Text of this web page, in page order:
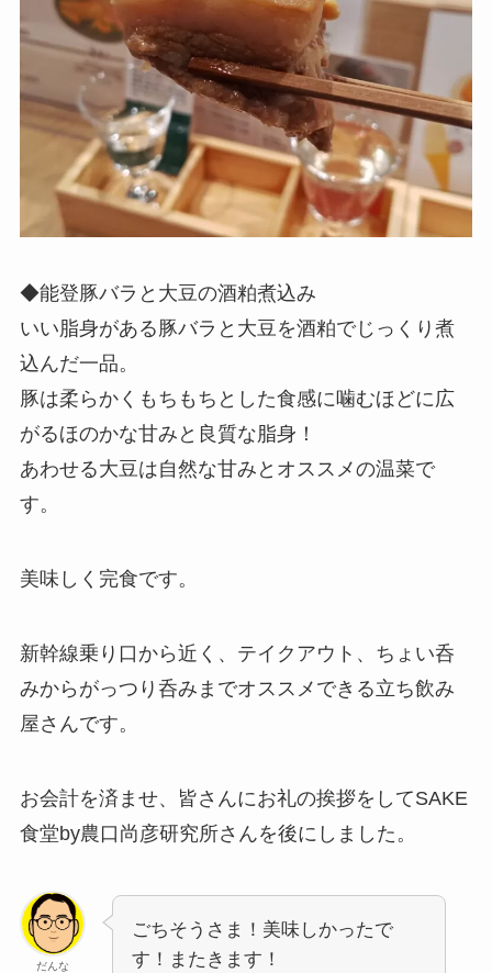
◆能登豚バラと大豆の酒粕煮込み
いい脂身がある豚バラと大豆を酒粕でじっくり煮
込んだ一品。
豚は柔らかくもちもちとした食感に噛むほどに広
がるほのかな甘みと良質な脂身！
あわせる大豆は自然な甘みとオススメの温菜で
す。
美味しく完食です。
新幹線乗り口から近く、テイクアウト、ちょい呑
みからがっつり呑みまでオススメできる立ち飲み
屋さんです。
お会計を済ませ、皆さんにお礼の挨拶をしてSAKE
食堂by農口尚彦研究所さんを後にしました。
だんな
ごちそうさま！美味しかったで
す！またきます！